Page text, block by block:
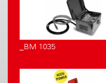
_BM 1035